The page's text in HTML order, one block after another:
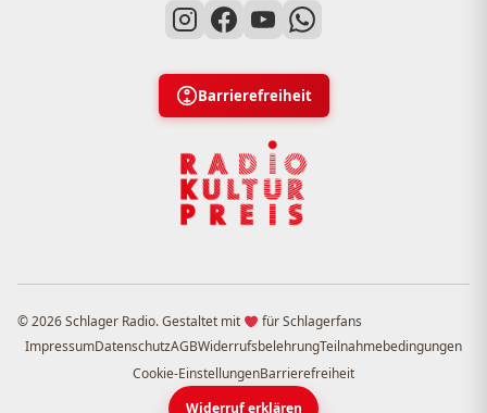
Barrierefreiheit
© 2026 Schlager Radio. Gestaltet mit
für Schlagerfans
ImpressumDatenschutzAGBWiderrufsbelehrungTeilnahmebedingungen
Cookie-EinstellungenBarrierefreiheit
Widerruf erklären